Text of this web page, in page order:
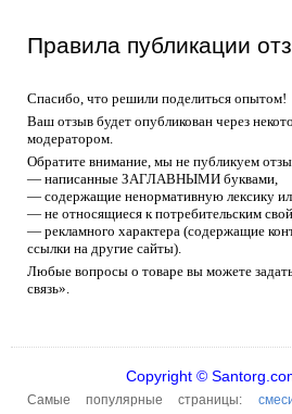
Правила публикации
Спасибо, что решили поделиться опытом!
Ваш отзыв будет опубликован через
модератором.
Обратите внимание, мы не публикуем
— написанные ЗАГЛАВНЫМИ буквами,
— содержащие ненормативную лексику
— не относящиеся к потребительским
— рекламного характера (содержащие
ссылки на другие сайты).
Любые вопросы о товаре вы можете
связь».
Copyright ©
Самые популярные страницы: